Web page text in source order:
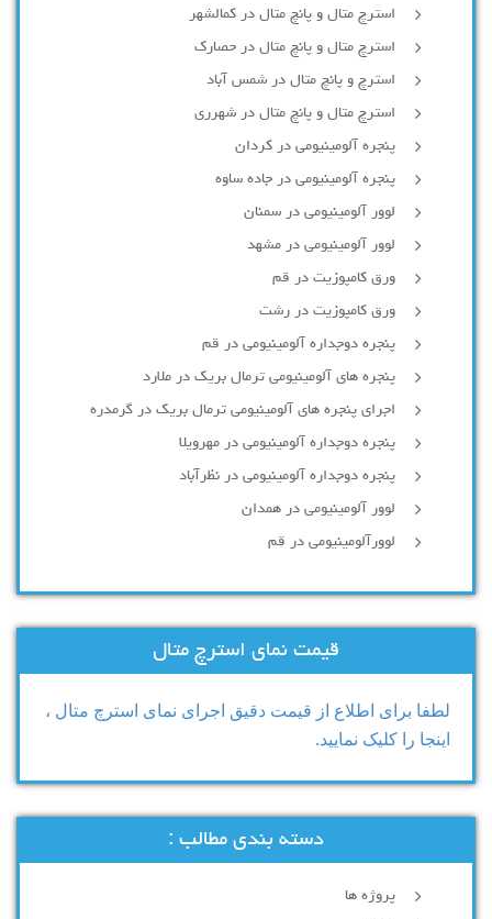
استرچ متال و پانچ متال در کمالشهر
استرچ متال و پانچ متال در حصارك
استرچ و پانچ متال در شمس آباد
استرچ متال و پانچ متال در شهرری
پنجره آلومینیومی در کردان
پنجره آلومینیومی در جاده ساوه
لوور آلومینیومی در سمنان
لوور آلومینیومی در مشهد
ورق کامپوزیت در قم
ورق کامپوزیت در رشت
پنجره دوجداره آلومينيومی در قم
پنجره های آلومینیومی ترمال بریک در ملارد
اجرای پنجره های آلومینیومی ترمال بریک در گرمدره
پنجره دوجداره آلومینیومی در مهرویلا
پنجره دوجداره آلومینیومی در نظرآباد
لوور آلومینیومی در همدان
لوورآلومینیومی در قم
قیمت نمای استرچ متال
لطفا برای اطلاع از قیمت دقیق اجرای نمای استرچ متال ،
اینجا را کلیک نمایید.
دسته بندی مطالب :
پروژه ها